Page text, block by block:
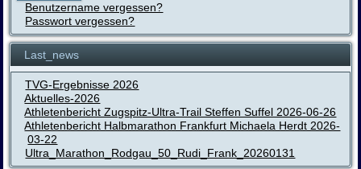
Benutzername vergessen?
Passwort vergessen?
Last_news
TVG-Ergebnisse 2026
Aktuelles-2026
Athletenbericht Zugspitz-Ultra-Trail Steffen Suffel 2026-06-26
Athletenbericht Halbmarathon Frankfurt Michaela Herdt 2026-
03-22
Ultra_Marathon_Rodgau_50_Rudi_Frank_20260131